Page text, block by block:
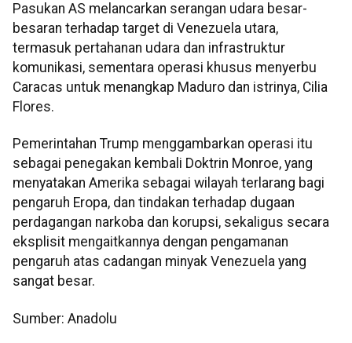
Pasukan AS melancarkan serangan udara besar-
besaran terhadap target di Venezuela utara,
termasuk pertahanan udara dan infrastruktur
komunikasi, sementara operasi khusus menyerbu
Caracas untuk menangkap Maduro dan istrinya, Cilia
Flores.
Pemerintahan Trump menggambarkan operasi itu
sebagai penegakan kembali Doktrin Monroe, yang
menyatakan Amerika sebagai wilayah terlarang bagi
pengaruh Eropa, dan tindakan terhadap dugaan
perdagangan narkoba dan korupsi, sekaligus secara
eksplisit mengaitkannya dengan pengamanan
pengaruh atas cadangan minyak Venezuela yang
sangat besar.
Sumber: Anadolu